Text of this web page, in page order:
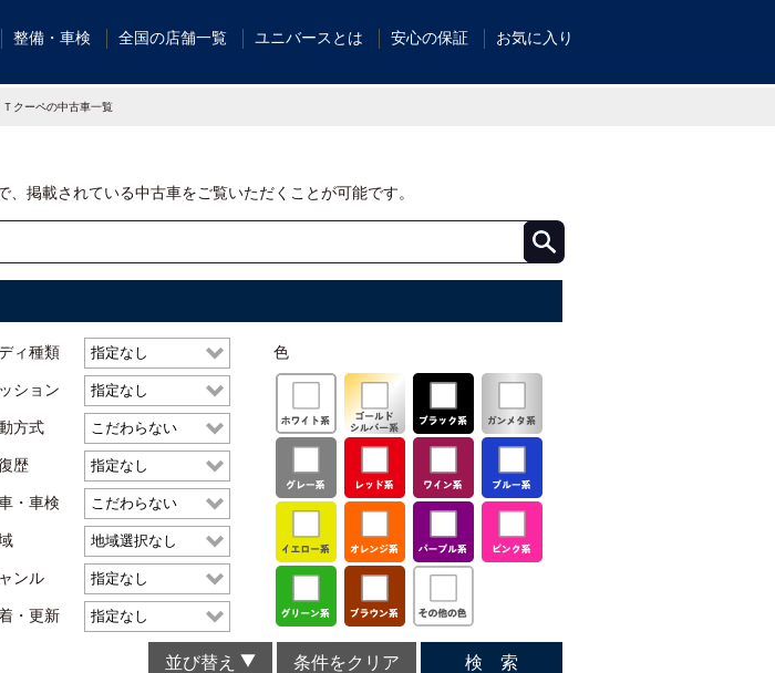
整備・車検 全国の店舗一覧 ユニバースとは 安心の保証 お気に入り
Ｔクーペの中古車一覧
掲載されている中古車をご覧いただくことが可能です。
ィ種類
ション
方式
歴
・車検
ンル
・更新
色
並び替え 条件をクリア 検 索